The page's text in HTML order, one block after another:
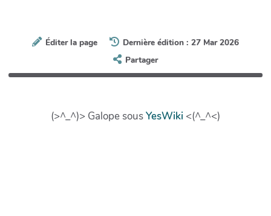
Éditer la page
Dernière édition : 27 Mar 2026
Partager
(>^_^)> Galope sousYesWiki <(^_^<)